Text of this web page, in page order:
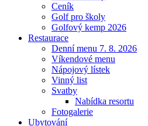
Ceník
Golf pro školy
Golfový kemp 2026
Restaurace
Denní menu 7. 8. 2026
Víkendové menu
Nápojový lístek
Vinný list
Svatby
Nabídka resortu
Fotogalerie
Ubytování